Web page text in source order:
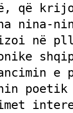
që
nina-
në
e